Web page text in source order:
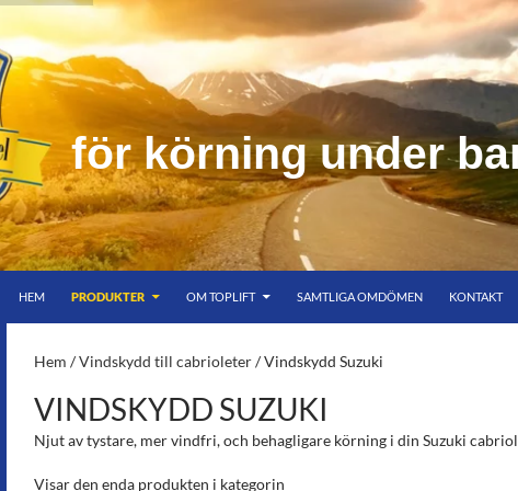
för körning under ba
bar himmel
HEM
PRODUKTER OM TOPLIFT SAMTLIGA OMDÖMEN KONTAKT
Hem /Vindskydd till cabrioleter/ Vindskydd Suzuki
VINDSKYDD SUZUKI
Njut av tystare, mer vindfri, och behagligare körning i din Suzuki
Visar den enda produkten i kategorin